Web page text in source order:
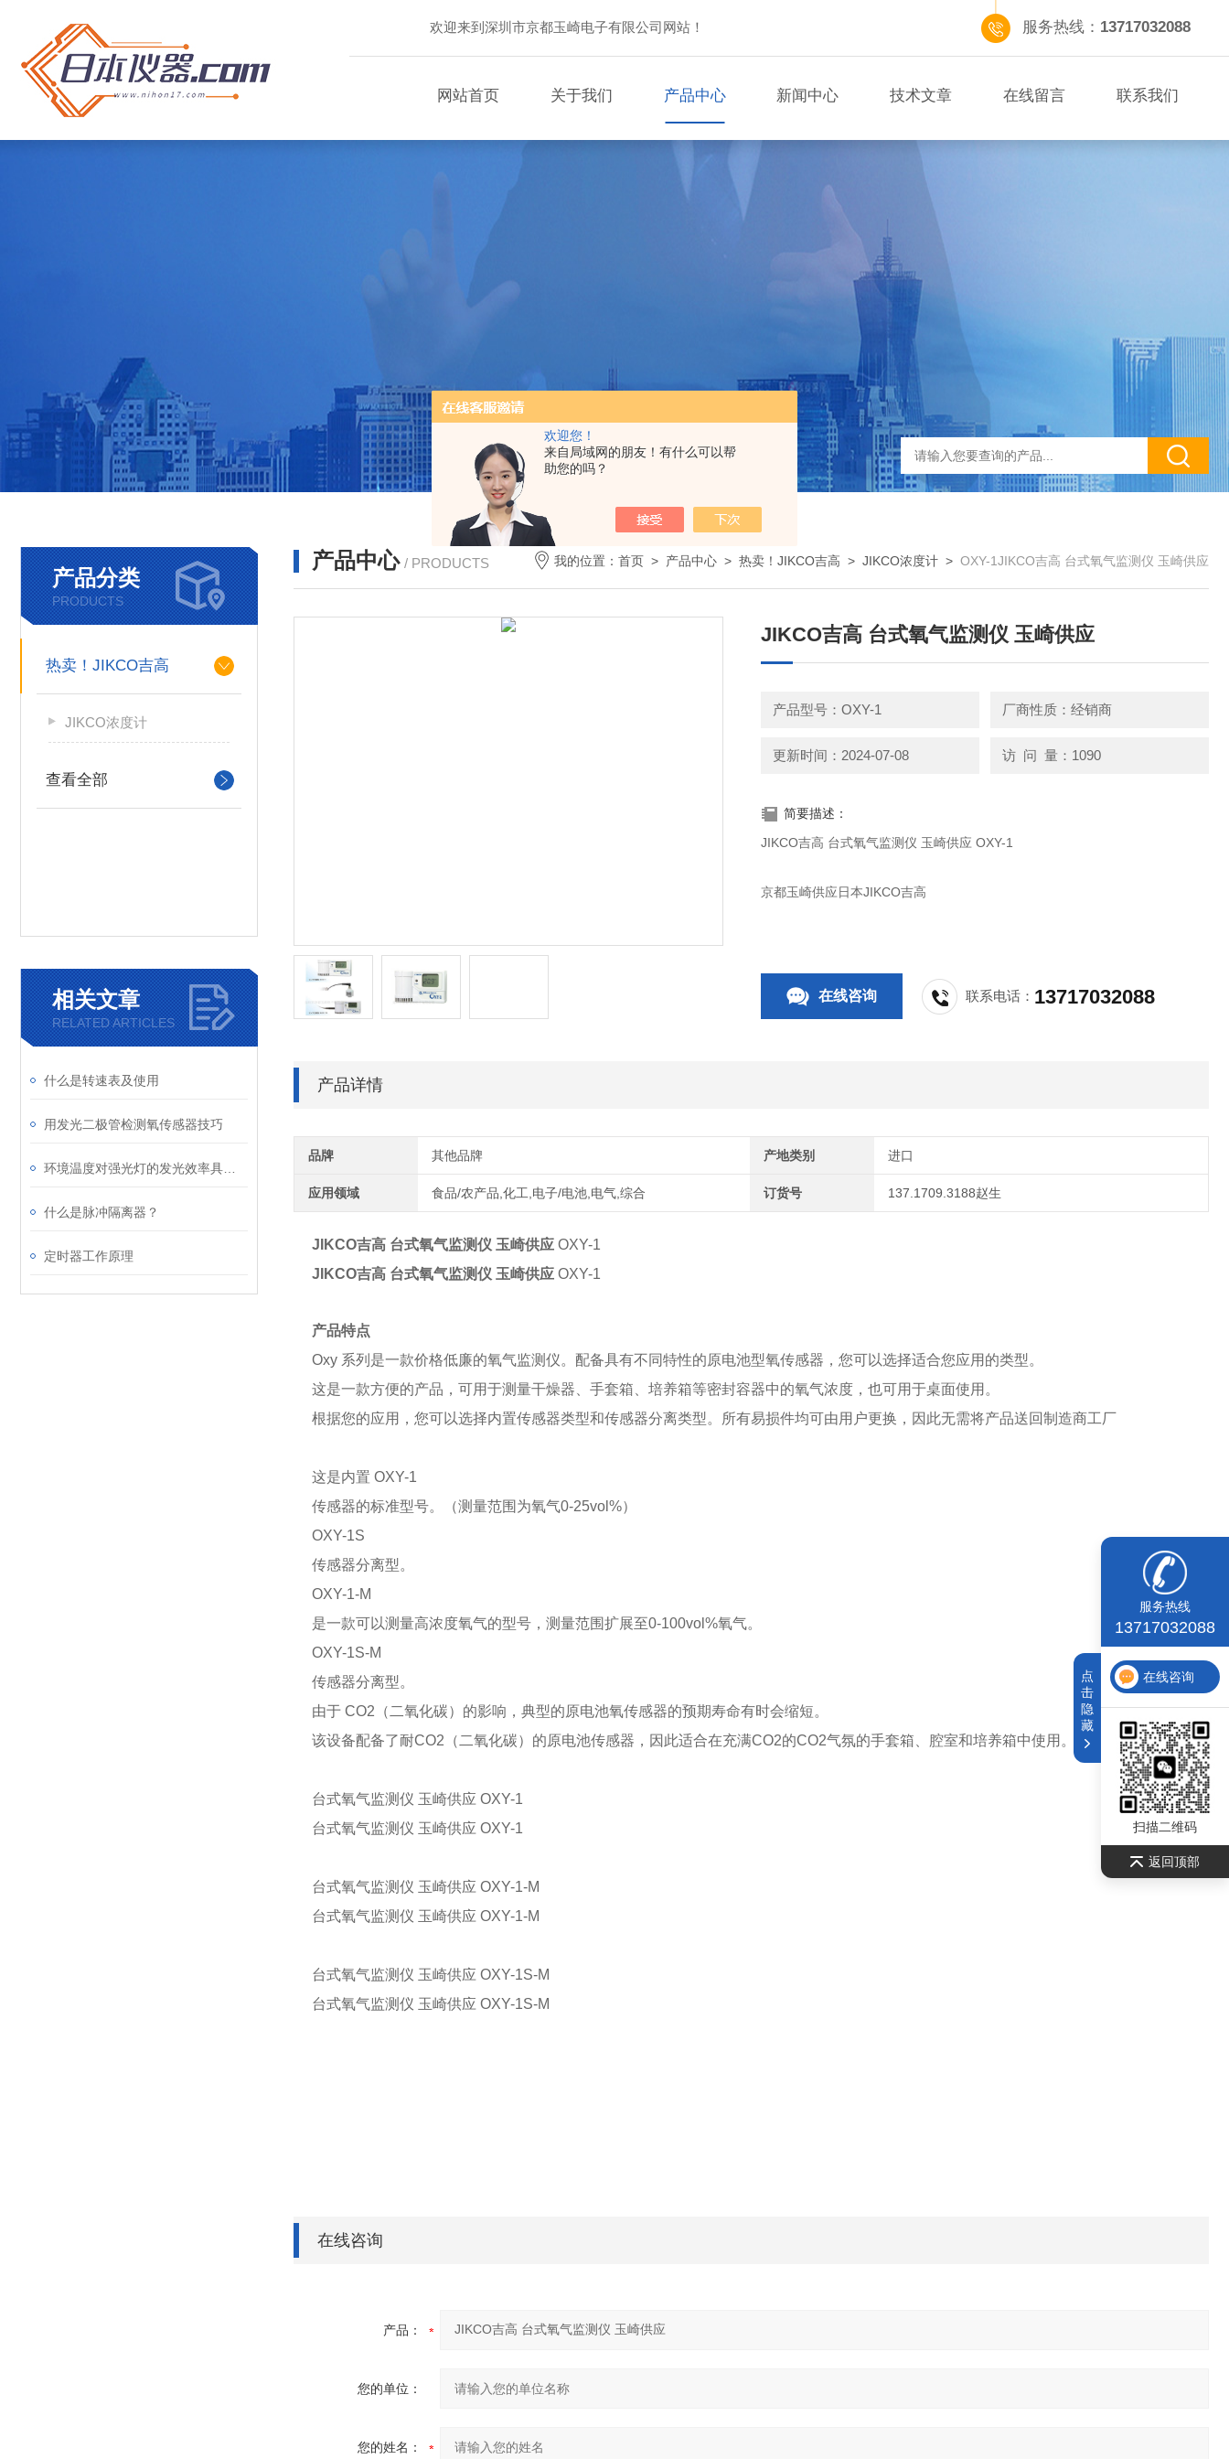
欢迎您！
来自局域网的朋友！有什么可以帮
助您的吗？
欢迎来到深圳市京都玉崎电子有限公司网站！ 服务热线： 13717032088
网站首页 关于我们 产品中心 新闻中心 技术文章 在线留言 联系我们
产品分类
PRODUCTS
热卖！JIKCO吉高
JIKCO浓度计
查看全部
相关文章
RELATED ARTICLES
什么是转速表及使用
用发光二极管检测氧传感器技巧
什么是脉冲隔离器？
定时器工作原理
产品中心 / PRODUCTS 我的位置： 首页 > 产品中心 > 热卖！JIKCO吉高 > JIKCO浓度计 > OXY-1JIKCO吉高 台式氧气监测仪 玉崎供应
JIKCO吉高 台式氧气监测仪 玉崎供应
产品型号：OXY-1 厂商性质：经销商
更新时间：2024-07-08 访 问 量：1090
简要描述：
JIKCO吉高 台式氧气监测仪 玉崎供应 OXY-1
京都玉崎供应日本JIKCO吉高
在线咨询 联系电话： 13717032088
产品详情
品牌 其他品牌 产地类别 进口
应用领域 食品/农产品,化工,电子/电池,电气,综合 订货号 137.1709.3188赵生
JIKCO吉高 台式氧气监测仪 玉崎供应 OXY-1
JIKCO吉高 台式氧气监测仪 玉崎供应 OXY-1
产品特点
Oxy 系列是一款价格低廉的氧气监测仪。 配备具有不同特性的原电池型氧传感器，您可以选择适合您应用的类型。
这是一款方便的产品，可用于测量干燥器、手套箱、培养箱等密封容器中的氧气浓度，也可用于桌面使用。
根据您的应用，您可以选择内置传感器类型和传感器分离类型。
所有易损件均可由用户更换，因此无需将产品送回制造商工厂
这是内置 OXY-1
传感器的标准型号。
（测量范围为氧气0-25vol%）
OXY-1S
传感器分离型。
OXY-1-M
是一款可以测量高浓度氧气的型号，测量范围扩展至0-100vol%氧气。
OXY-1S-M
传感器分离型。
由于 CO2（二氧化碳）的影响，典型的原电池氧传感器的预期寿命有时会缩短。
该设备配备了耐CO2（二氧化碳）的原电池传感器，因此适合在充满CO2的CO2气氛的手套箱、腔室和培养箱中使用。
台式氧气监测仪 玉崎供应 OXY-1
台式氧气监测仪 玉崎供应 OXY-1
台式氧气监测仪 玉崎供应 OXY-1-M
台式氧气监测仪 玉崎供应 OXY-1-M
台式氧气监测仪 玉崎供应 OXY-1S-M
台式氧气监测仪 玉崎供应 OXY-1S-M
在线咨询
产品：
您的单位：
您的姓名：
服务热线
13717032088
在线咨询
扫描二维码
返回顶部
点
击
隐
藏